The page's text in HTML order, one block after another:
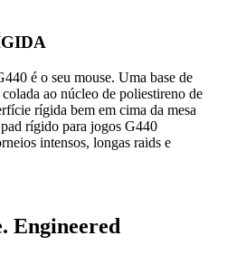
é o seu mouse. Uma base de
ao núcleo de poliestireno de
rígida bem em cima da mesa
rígido para jogos G440
intensos, longas raids e
Engineered